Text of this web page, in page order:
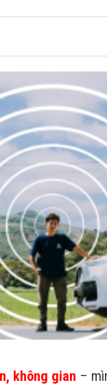
không gian –